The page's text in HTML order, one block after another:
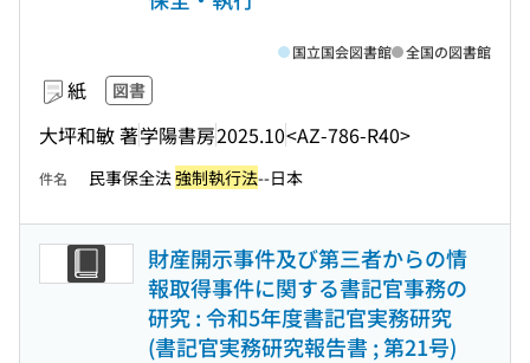
紙 図書
大坪和敏 著学陽書房2025.10<AZ-786-R40>
国立国会図書館 全国の図書館
件名 民事保全法強制執行法--日本
財産開示事件及び第三者からの情
報取得事件に関する書記官事務の
研究 : 令和5年度書記官実務研究
(書記官実務研究報告書 ; 第21号)